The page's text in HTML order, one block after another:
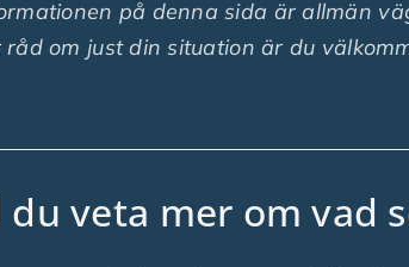
på denna sida är allmän
råd om just din situation är du
du veta mer om vad